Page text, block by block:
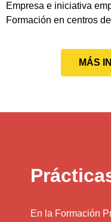
Empresa e iniciativa
Formación en centros
MÁS
En la Formación